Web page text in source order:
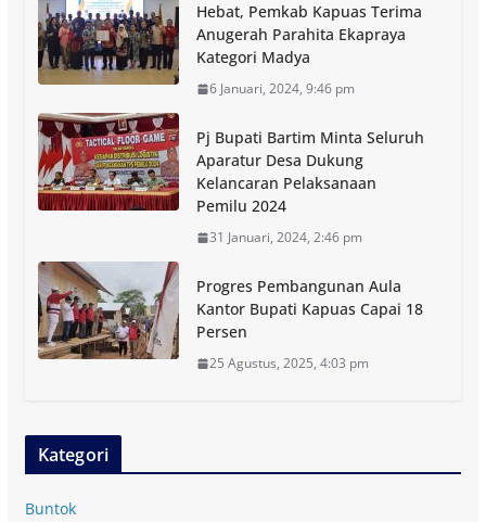
Hebat, Pemkab Kapuas Terima
Anugerah Parahita Ekapraya
Kategori Madya
6 Januari, 2024, 9:46 pm
Pj Bupati Bartim Minta Seluruh
Aparatur Desa Dukung
Kelancaran Pelaksanaan
Pemilu 2024
31 Januari, 2024, 2:46 pm
Progres Pembangunan Aula
Kantor Bupati Kapuas Capai 18
Persen
25 Agustus, 2025, 4:03 pm
Kategori
Buntok